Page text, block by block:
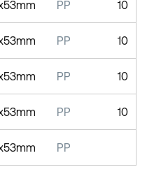
PP 10
PP 10
PP 10
PP 10
PP